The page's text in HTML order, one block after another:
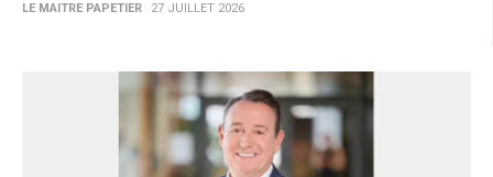
LE MAITRE PAPETIER 27 JUILLET 2026